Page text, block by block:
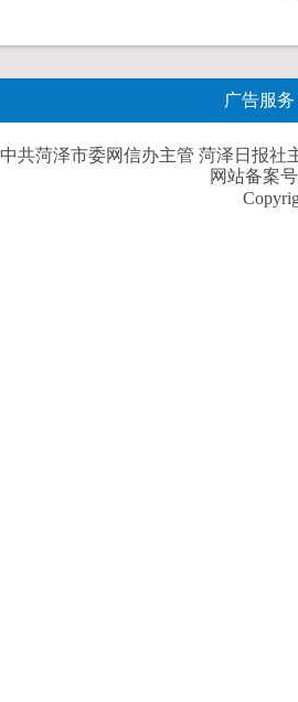
广告服务
中共菏泽市委网信办主管 菏泽日报社
网站备案